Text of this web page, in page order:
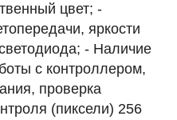
цвет; -
яркости
- Наличие
с контроллером,
проверка
(пиксели) 256